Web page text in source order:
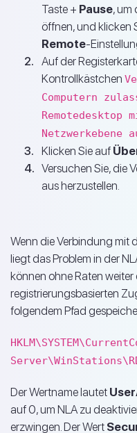
Taste + Pause, um
öffnen, und klicken
Remote-
Auf der
Kontrollkästchen
Computern
Netzwerkebene
Klicken Sie auf
Versuchen Sie, die
aus herzustellen.
Wenn die Verbindung mit
liegt das Problem in der
können ohne Raten
registrierungsbasierten
folgendem Pfad
Der Wertname lautet
auf 0, um NLA zu
erzwingen. Der Wert